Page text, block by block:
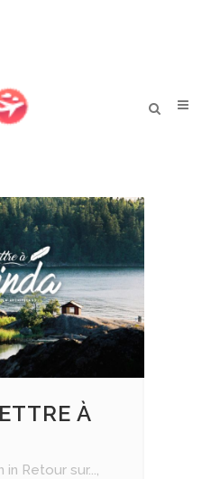
À
in Retour sur...,